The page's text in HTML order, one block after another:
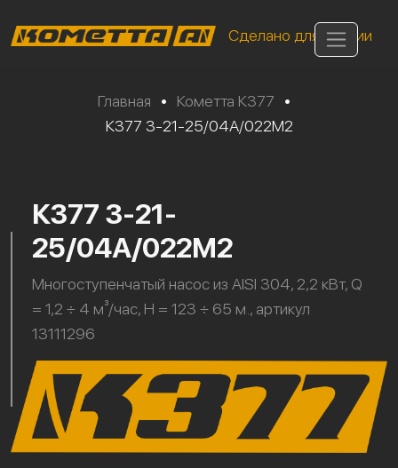
Сделано для России
Главная • Кометта К377
•
К377 3-21-25/04А/022М2
К377 3-21-
25/04А/022М2
Многоступенчатый насос из AISI 304, 2,2 кВт, Q
= 1,2 ÷ 4 м³/час, H = 123 ÷ 65 м., артикул
13111296